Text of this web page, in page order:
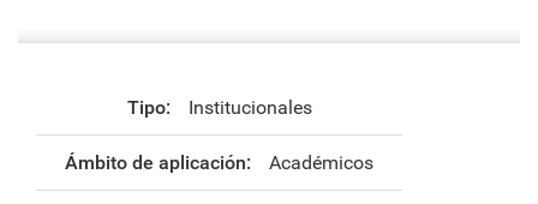
Tipo: Institucionales
Ámbito de aplicación: Académicos